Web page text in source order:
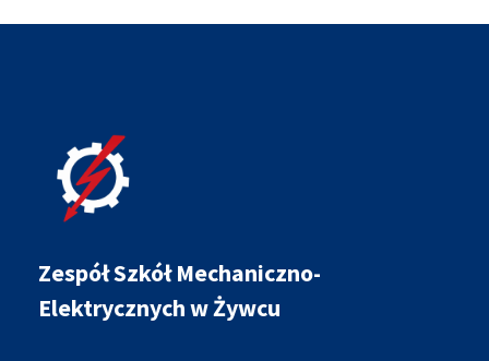
Zespół Szkół Mechaniczno-
Elektrycznych w Żywcu